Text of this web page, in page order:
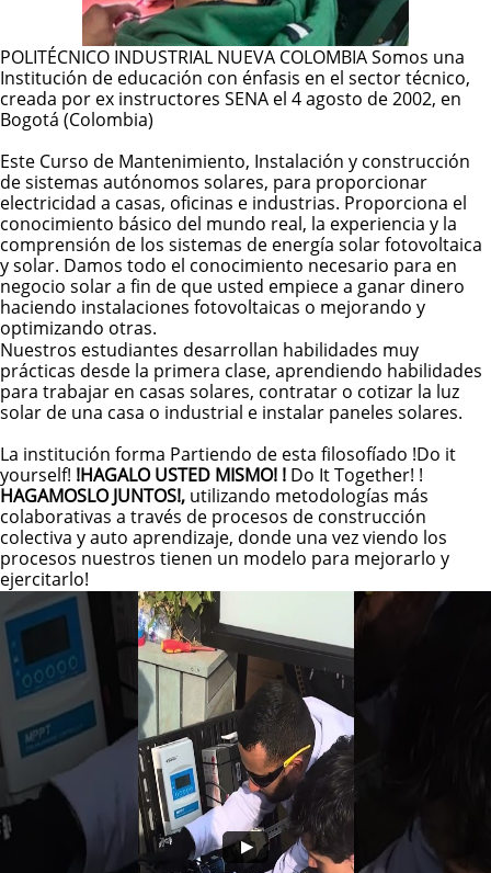
POLITÉCNICO INDUSTRIAL NUEVA COLOMBIA Somos una
Institución de educación con énfasis en el sector técnico,
creada por ex instructores SENA el 4 agosto de 2002, en
Bogotá (Colombia)
Este Curso de Mantenimiento, Instalación y construcción
de sistemas autónomos solares, para proporcionar
electricidad a casas, oficinas e industrias. Proporciona el
conocimiento básico del mundo real, la experiencia y la
comprensión de los sistemas de energía solar fotovoltaica
y solar. Damos todo el conocimiento necesario para en
negocio solar a fin de que usted empiece a ganar dinero
haciendo instalaciones fotovoltaicas o mejorando y
optimizando otras.
Nuestros estudiantes desarrollan habilidades muy
prácticas desde la primera clase, aprendiendo habilidades
para trabajar en casas solares, contratar o cotizar la luz
solar de una casa o industrial e instalar paneles solares.
La institución forma Partiendo de esta filosofíado !Do it
yourself! !HAGALO USTED MISMO! ! Do It Together! !
HAGAMOSLO JUNTOS!, utilizando metodologías más
colaborativas a través de procesos de construcción
colectiva y auto aprendizaje, donde una vez viendo los
procesos nuestros tienen un modelo para mejorarlo y
ejercitarlo!